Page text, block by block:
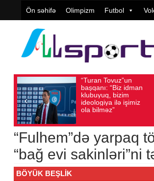
Ön səhifə Olimpizm Futbol
başqanı: “Biz idman
klubuyuq, bizim
ideologiya ilə işimiz
ola bilməz”
Avqust 05, 2026
“Fulhem”də yarpaq
“bağ evi sakinləri”ni
BÖYÜK BEŞLIK